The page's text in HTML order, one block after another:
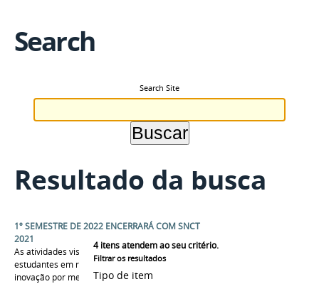
Search
Search Site
Resultado da busca
4itens atendem ao seu critério.
Filtrar os resultados
Tipo de item
1º SEMESTRE DE 2022 ENCERRARÁ COM SNCT
2021
As atividades visam ampliar a compreensão dos
estudantes em relação a ciência, tecnologia e
inovação por meio da popularização da ciência.